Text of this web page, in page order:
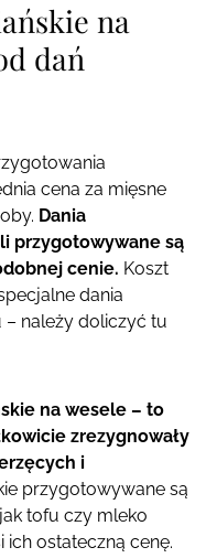
na
dań
cena za mięsne
Dania
przygotowywane są
cenie. Koszt
dania
– należy doliczyć tu
na wesele – to
zrezygnowały
i
przygotowywane są
tofu czy mleko
ostateczną cenę.